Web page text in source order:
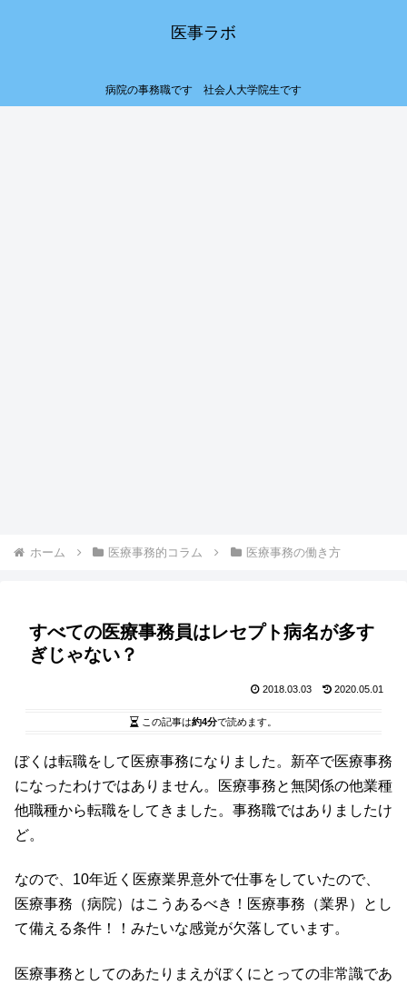
医事ラボ
病院の事務職です 社会人大学院生です
ホーム 医療事務的コラム 医療事務の働き方
すべての医療事務員はレセプト病名が多す
ぎじゃない？
2018.03.03 2020.05.01
この記事は約4分で読めます。
ぼくは転職をして医療事務になりました。新卒で医療事務
になったわけではありません。医療事務と無関係の他業種
他職種から転職をしてきました。事務職ではありましたけ
ど。
なので、10年近く医療業界意外で仕事をしていたので、
医療事務（病院）はこうあるべき！医療事務（業界）とし
て備える条件！！みたいな感覚が欠落しています。
医療事務としてのあたりまえがぼくにとっての非常識であ